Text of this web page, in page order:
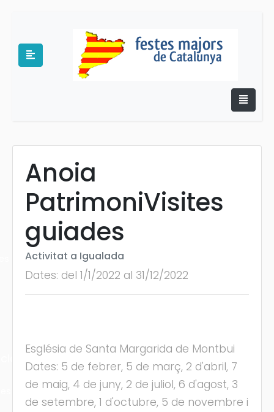
Anoia
PatrimoniVisites
guiades
Activitat a Igualada
Dates: del 1/1/2022 al 31/12/2022
Església de Santa Margarida de Montbui
Dates: 5 de febrer, 5 de març, 2 d'abril, 7
de maig, 4 de juny, 2 de juliol, 6 d'agost, 3
de setembre, 1 d'octubre, 5 de novembre i